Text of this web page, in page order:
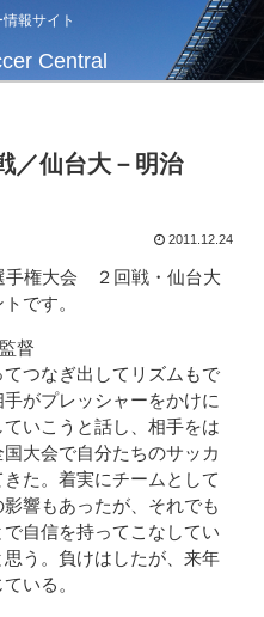
報サイト
Central
／仙台大－明治
2011.12.24
手権大会 ２回戦・仙台大
です。
督
つなぎ出してリズムもで
がプレッシャーをかけに
いこうと話し、相手をは
大会で自分たちのサッカ
た。着実にチームとして
響もあったが、それでも
自信を持ってこなしてい
う。負けはしたが、来年
いる。